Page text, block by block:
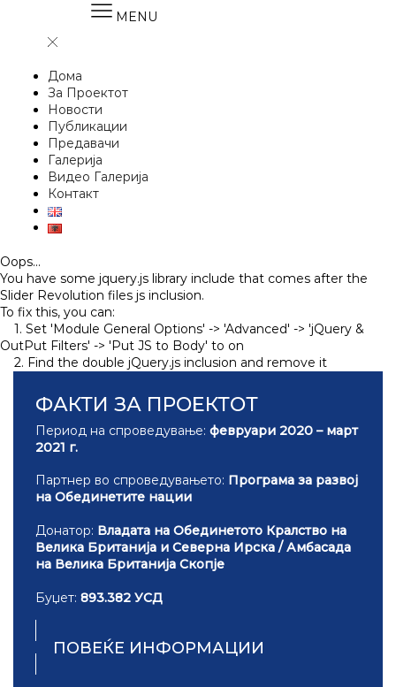
MENU
Дома
За Проектот
Новости
Публикации
Предавачи
Галерија
Видео Галерија
Контакт
Oops...
You have some jquery.js library include that comes after the
Slider Revolution files js inclusion.
To fix this, you can:
1. Set 'Module General Options' -> 'Advanced' -> 'jQuery &
OutPut Filters' -> 'Put JS to Body' to on
2. Find the double jQuery.js inclusion and remove it
ФАКТИ ЗА ПРОЕКТОТ
Период на спроведување: февруари 2020 – март
2021 г.
Партнер во спроведувањето: Програма за развој
на Обединетите нации
Донатор: Владата на Обединетото Кралство на
Велика Британија и Северна Ирска / Амбасада
на Велика Британија Скопје
Буџет: 893.382 УСД
ПОВЕЌЕ ИНФОРМАЦИИ